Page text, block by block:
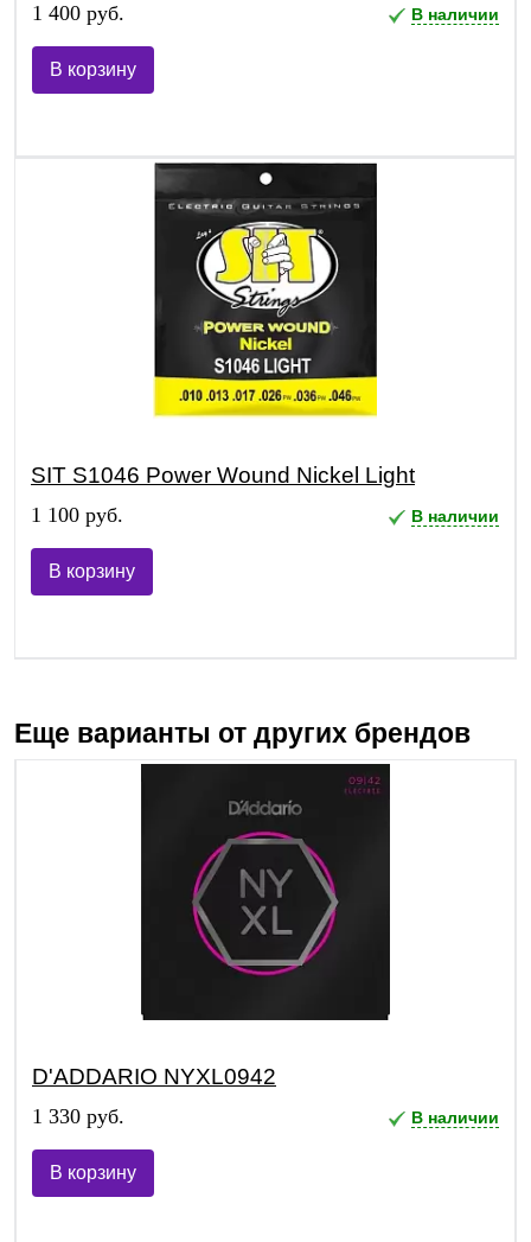
1 400 руб. В наличии
В корзину
SIT S1046 Power Wound Nickel Light
1 100 руб. В наличии
В корзину
Еще варианты от других брендов
D'ADDARIO NYXL0942
1 330 руб. В наличии
В корзину